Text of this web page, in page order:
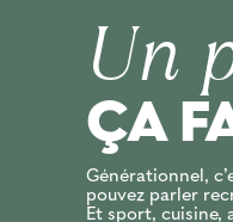
Un
ÇA
Générationnel,
pouvez parler
Et sport, cuisine,